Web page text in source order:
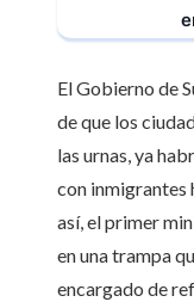
El Gobierno de
de que los
las urnas, ya
con inmigrantes
así, el primer
en una trampa
encargado de